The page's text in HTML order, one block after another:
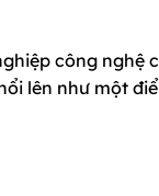
công nghệ
lên như một